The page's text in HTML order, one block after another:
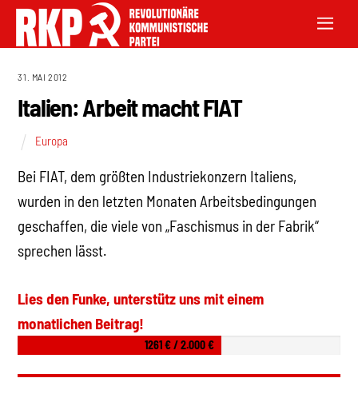
31. MAI 2012
Italien: Arbeit macht FIAT
Europa
Bei FIAT, dem größten Industriekonzern Italiens,
wurden in den letzten Monaten Arbeitsbedingungen
geschaffen, die viele von „Faschismus in der Fabrik“
sprechen lässt.
Lies den Funke, unterstütz uns mit einem
monatlichen Beitrag!
1261 € / 2.000 €